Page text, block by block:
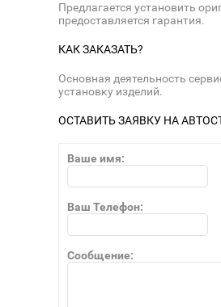
Предлагается установить
предоставляется гарантия.
КАК ЗАКАЗАТЬ?
Основная деятельность
установку изделий.
ОСТАВИТЬ ЗАЯВКУ НА
Ваше имя:
Ваш Телефон:
Сообщение: